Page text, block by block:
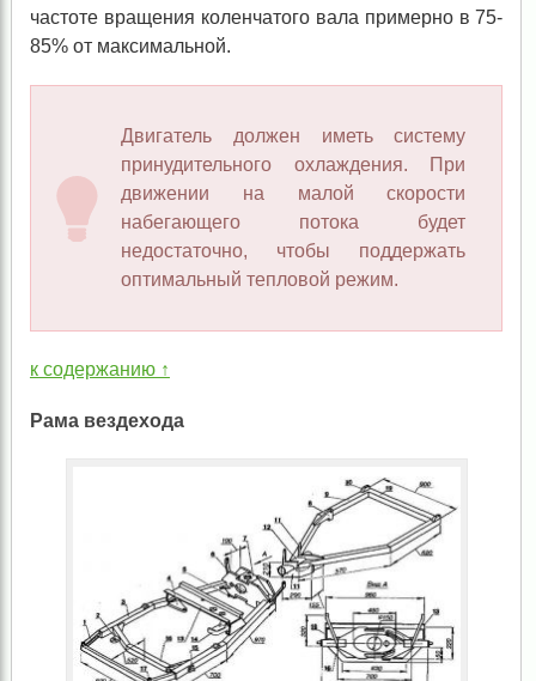
частоте вращения коленчатого вала примерно в 75-
85% от максимальной.
Двигатель должен иметь систему
принудительного охлаждения. При
движении на малой скорости
набегающего потока будет
недостаточно, чтобы поддержать
оптимальный тепловой режим.
к содержанию ↑
Рама вездехода